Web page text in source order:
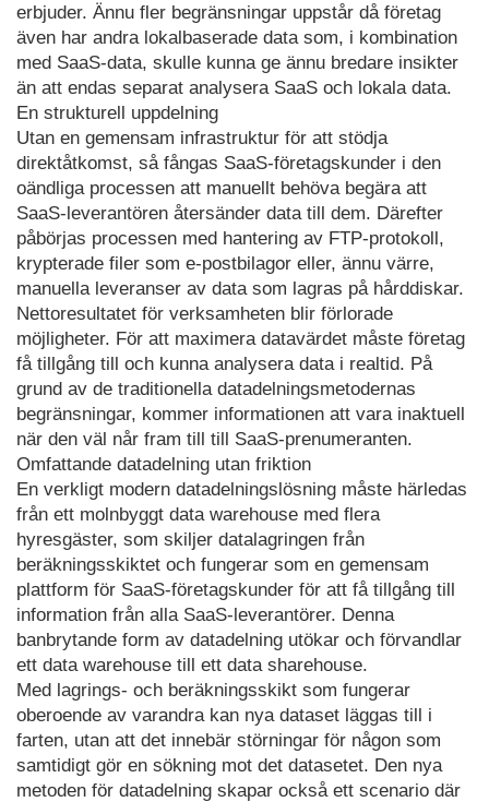
erbjuder. Ännu fler begränsningar uppstår då företag
även har andra lokalbaserade data som, i kombination
med SaaS-data, skulle kunna ge ännu bredare insikter
än att endas separat analysera SaaS och lokala data.
En strukturell uppdelning
Utan en gemensam infrastruktur för att stödja
direktåtkomst, så fångas SaaS-företagskunder i den
oändliga processen att manuellt behöva begära att
SaaS-leverantören återsänder data till dem. Därefter
påbörjas processen med hantering av FTP-protokoll,
krypterade filer som e-postbilagor eller, ännu värre,
manuella leveranser av data som lagras på hårddiskar.
Nettoresultatet för verksamheten blir förlorade
möjligheter. För att maximera datavärdet måste företag
få tillgång till och kunna analysera data i realtid. På
grund av de traditionella datadelningsmetodernas
begränsningar, kommer informationen att vara inaktuell
när den väl når fram till till SaaS-prenumeranten.
Omfattande datadelning utan friktion
En verkligt modern datadelningslösning måste härledas
från ett molnbyggt data warehouse med flera
hyresgäster, som skiljer datalagringen från
beräkningsskiktet och fungerar som en gemensam
plattform för SaaS-företagskunder för att få tillgång till
information från alla SaaS-leverantörer. Denna
banbrytande form av datadelning utökar och förvandlar
ett data warehouse till ett data sharehouse.
Med lagrings- och beräkningsskikt som fungerar
oberoende av varandra kan nya dataset läggas till i
farten, utan att det innebär störningar för någon som
samtidigt gör en sökning mot det datasetet. Den nya
metoden för datadelning skapar också ett scenario där